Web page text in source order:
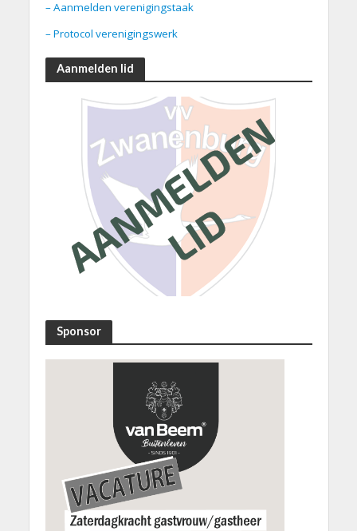
– Aanmelden verenigingstaak
– Protocol verenigingswerk
Aanmelden lid
Sponsor